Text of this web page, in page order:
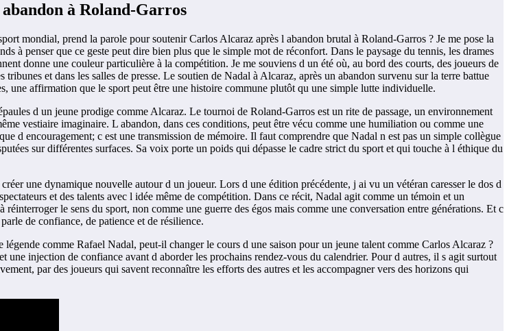
à Roland-Garros
mondial, prend la parole pour soutenir Carlos Alcaraz après l abandon brutal à Roland-Garros ? Je me pose la
à penser que ce geste peut dire bien plus que le simple mot de réconfort. Dans le paysage du tennis, les drames
donne une couleur particulière à la compétition. Je me souviens d un été où, au bord des courts, des joueurs de
et dans les salles de presse. Le soutien de Nadal à Alcaraz, après un abandon survenu sur la terre battue
une affirmation que le sport peut être une histoire commune plutôt qu une simple lutte individuelle.
d un jeune prodige comme Alcaraz. Le tournoi de Roland-Garros est un rite de passage, un environnement
vestiaire imaginaire. L abandon, dans ces conditions, peut être vécu comme une humiliation ou comme une
d encouragement; c est une transmission de mémoire. Il faut comprendre que Nadal n est pas un simple collègue
sur différentes surfaces. Sa voix porte un poids qui dépasse le cadre strict du sport et qui touche à l éthique du
une dynamique nouvelle autour d un joueur. Lors d une édition précédente, j ai vu un vétéran caresser le dos d
et des talents avec l idée même de compétition. Dans ce récit, Nadal agit comme un témoin et un
le sens du sport, non comme une guerre des égos mais comme une conversation entre générations. Et c
de confiance, de patience et de résilience.
comme Rafael Nadal, peut-il changer le cours d une saison pour un jeune talent comme Carlos Alcaraz ?
injection de confiance avant d aborder les prochains rendez-vous du calendrier. Pour d autres, il s agit surtout
par des joueurs qui savent reconnaître les efforts des autres et les accompagner vers des horizons qui